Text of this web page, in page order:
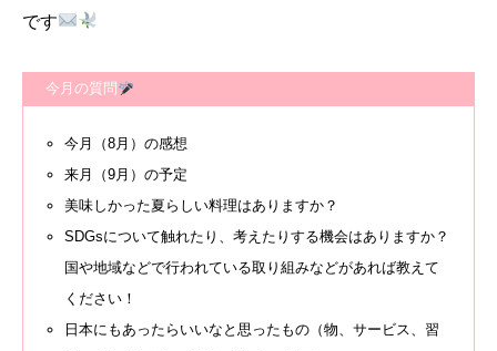
です
今月の質問
今月（8月）の感想
来月（9月）の予定
美味しかった夏らしい料理はありますか？
SDGsについて触れたり、考えたりする機会はありますか？
国や地域などで行われている取り組みなどがあれば教えて
ください！
日本にもあったらいいなと思ったもの（物、サービス、習